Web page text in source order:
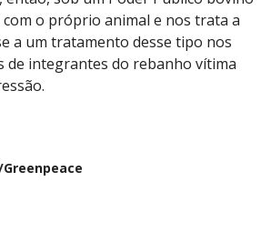
o próprio animal e nos trata a
a um tratamento desse tipo nos
de integrantes do rebanho vítima